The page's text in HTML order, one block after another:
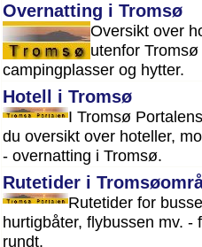
Overnatting i Tromsø
Oversikt over
utenfor
campingplasser og hytter.
Hotell i Tromsø
I Tromsø
du oversikt over hoteller,
- overnatting i Tromsø.
Rutetider i
Rutetider for
hurtigbåter, flybussen mv. -
rundt.